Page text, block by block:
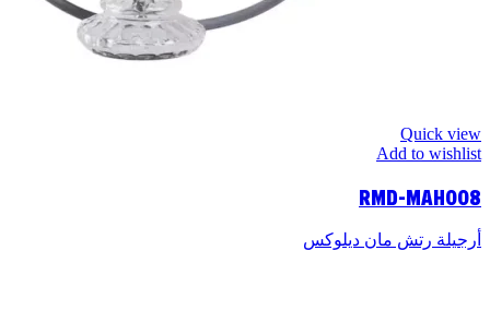
Quick view
Add to wishlist
RMD-MAH008
أرجيلة رتش مان ديلوكس